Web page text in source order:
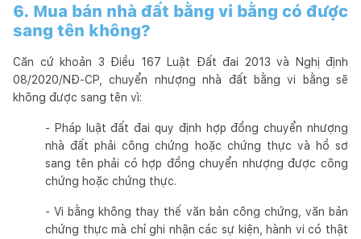
6. Mua bán nhà đất bằng vi bằng có được
sang tên không?
Căn cứ khoản 3 Điều 167 Luật Đất đai 2013 và Nghị định
08/2020/NĐ-CP, chuyển nhượng nhà đất bằng vi bằng sẽ
không được sang tên vì:
- Pháp luật đất đai quy định hợp đồng chuyển nhượng
nhà đất phải công chứng hoặc chứng thực và hồ sơ
sang tên phải có hợp đồng chuyển nhượng được công
chứng hoặc chứng thực.
- Vi bằng không thay thế văn bản công chứng, văn bản
chứng thực mà chỉ ghi nhận các sự kiện, hành vi có thật